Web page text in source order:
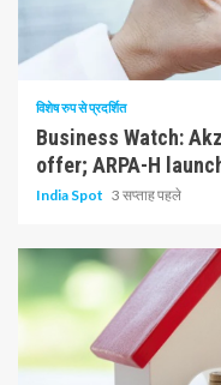
10 न्यूनतम पढ़ा
विशेष रुप से प्रदर्शित
Business Watch:
offer; ARPA-H
India Spot 3 सप्ताह पहले